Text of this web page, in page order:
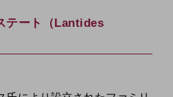
テート（Lantides